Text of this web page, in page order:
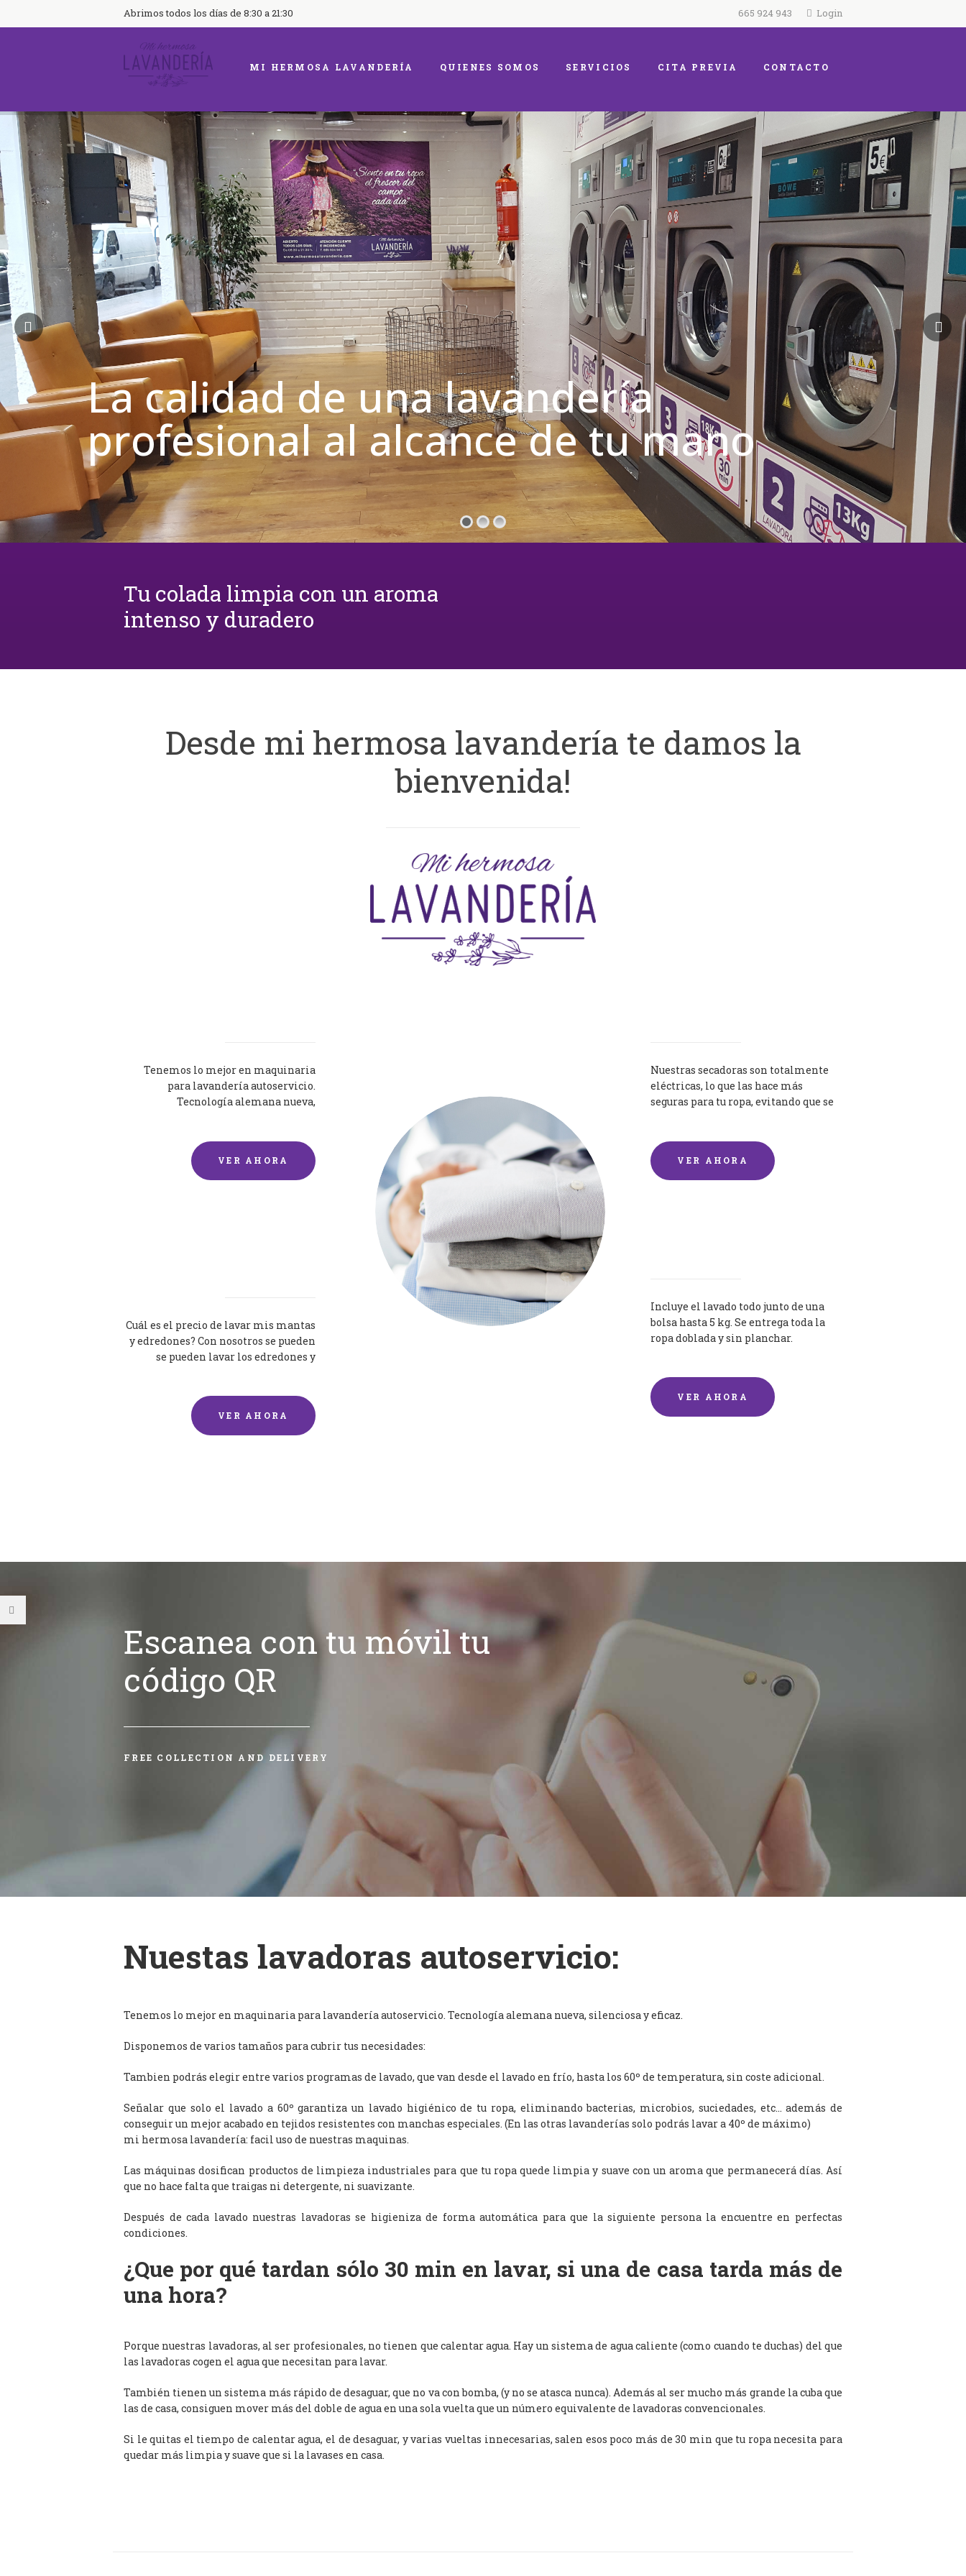
Abrimos todos los días de 8:30 a 21:30 665 924 943 Login
MI HERMOSA LAVANDERÍA QUIENES SOMOS SERVICIOS CITA PREVIA CONTACTO
La calidad de una lavandería
profesional al alcance de tu mano
Tu colada limpia con un aroma
intenso y duradero
Desde mi hermosa lavandería te damos la
bienvenida!
Tenemos lo mejor en maquinaria
para lavandería autoservicio.
Tecnología alemana nueva,
VER AHORA
Nuestras secadoras son totalmente
eléctricas, lo que las hace más
seguras para tu ropa, evitando que se
VER AHORA
Cuál es el precio de lavar mis mantas
y edredones? Con nosotros se pueden
se pueden lavar los edredones y
VER AHORA
Incluye el lavado todo junto de una
bolsa hasta 5 kg. Se entrega toda la
ropa doblada y sin planchar.
VER AHORA
Escanea con tu móvil tu
código QR
FREE COLLECTION AND DELIVERY
Nuestas lavadoras autoservicio:
Tenemos lo mejor en maquinaria para lavandería autoservicio. Tecnología alemana nueva, silenciosa y eficaz.
Disponemos de varios tamaños para cubrir tus necesidades:
Tambien podrás elegir entre varios programas de lavado, que van desde el lavado en frío, hasta los 60º de temperatura, sin coste adicional.
Señalar que solo el lavado a 60º garantiza un lavado higiénico de tu ropa, eliminando bacterias, microbios, suciedades, etc… además de
conseguir un mejor acabado en tejidos resistentes con manchas especiales. (En las otras lavanderías solo podrás lavar a 40º de máximo)
mi hermosa lavandería: facil uso de nuestras maquinas.
Las máquinas dosifican productos de limpieza industriales para que tu ropa quede limpia y suave con un aroma que permanecerá días. Así
que no hace falta que traigas ni detergente, ni suavizante.
Después de cada lavado nuestras lavadoras se higieniza de forma automática para que la siguiente persona la encuentre en perfectas
condiciones.
¿Que por qué tardan sólo 30 min en lavar, si una de casa tarda más de
una hora?
Porque nuestras lavadoras, al ser profesionales, no tienen que calentar agua. Hay un sistema de agua caliente (como cuando te duchas) del que
las lavadoras cogen el agua que necesitan para lavar.
También tienen un sistema más rápido de desaguar, que no va con bomba, (y no se atasca nunca). Además al ser mucho más grande la cuba que
las de casa, consiguen mover más del doble de agua en una sola vuelta que un número equivalente de lavadoras convencionales.
Si le quitas el tiempo de calentar agua, el de desaguar, y varias vueltas innecesarias, salen esos poco más de 30 min que tu ropa necesita para
quedar más limpia y suave que si la lavases en casa.